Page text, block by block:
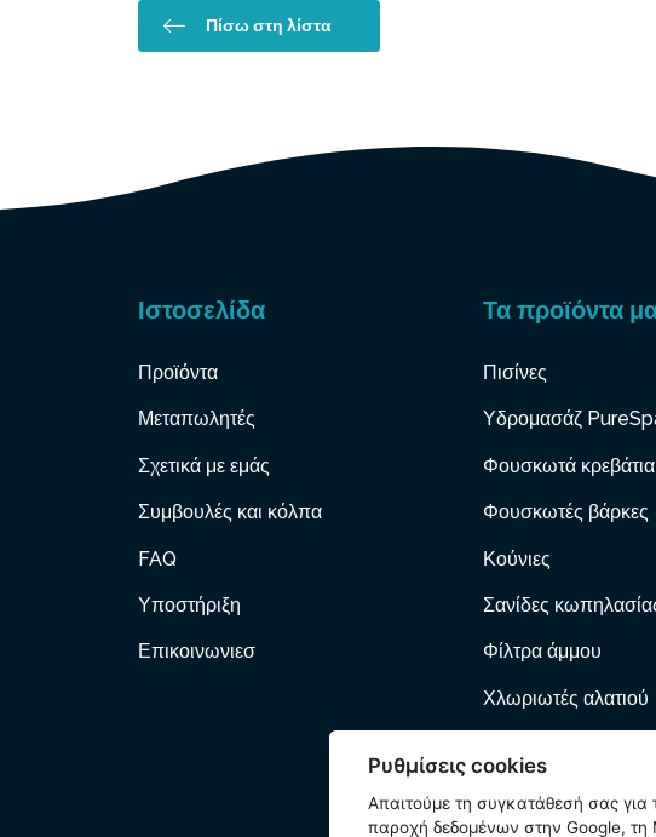
Πίσω στη λίστα
Ιστοσελίδα
Προϊόντα
Μεταπωλητές
Σχετικά με εμάς
Συμβουλές και κόλπα
FAQ
Υποστήριξη
Επικοινωνιεσ
Τα προϊόντα
Πισίνες
Υδρομασάζ
Φουσκωτά κρεβάτια
Φουσκωτές βάρκες
Κούνιες
Σανίδες
Φίλτρα άμμου
Χλωριωτές αλατιού
Αντλίες
Ρυθμίσεις cookies
Απαιτούμε τη συγκατάθεσή σας για
παροχή δεδομένων στην Google,